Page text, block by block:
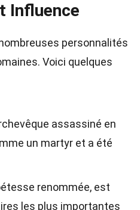
Influence
personnalités
Voici quelques
assassiné en
un martyr et a été
renommée, est
les plus importantes